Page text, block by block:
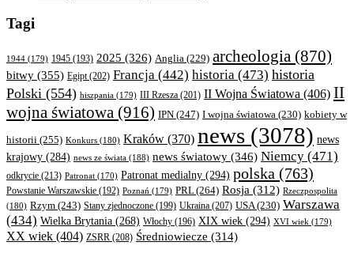
Tagi
1944 (179) 1945 (193) 2025 (326) Anglia (229) archeologia (870)
bitwy (355) Egipt(202) Francja (442) historia (473) historia
Polski (554) hiszpania (179) III Rzesza (201) II Wojna Światowa (406) II
wojna światowa (916) IPN (247) I wojna światowa (230) kobiety w
historii (255) Konkurs (180) Kraków (370) news (3078) news
krajowy (284) news ze świata (188) news światowy (346) Niemcy (471)
odkrycie (213) Patronat (170) Patronat medialny (294) polska (763)
Powstanie Warszawskie (192) Poznań (179) PRL(264) Rosja (312) Rzeczpospolita
(180) Rzym (243) Stany zjednoczone (199) Ukraina (207) USA(230) Warszawa
(434) Wielka Brytania (268) Włochy (196) XIX wiek (294) XVI wiek (179)
XX wiek (404) ZSRR (208) Średniowiecze (314)